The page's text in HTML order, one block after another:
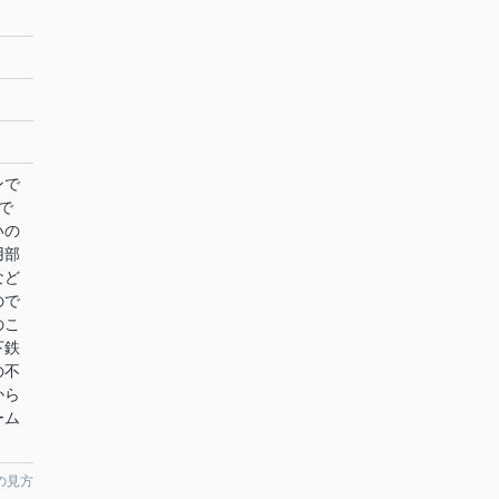
で
の
部
ど
で
鉄
不
見方